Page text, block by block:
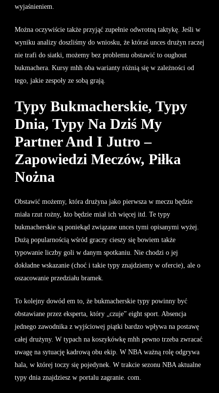
wyjaśnieniem.
Można oczywiście także przyjąć zupełnie odwrotną taktykę. Jeśli w
wyniku analizy doszliśmy do wniosku, że któraś unces drużyn raczej
nie trafi do siatki, możemy bez problemu obstawić to oughout
bukmachera. Kursy mhh oba warianty różnią się w zależności od
tego, jakie zespoły ze sobą grają.
Typy Bukmacherskie, Typy
Dnia, Typy Na Dziś My
Partner And I Jutro –
Zapowiedzi Meczów, Piłka
Nożna
Obstawić możemy, która drużyna jako pierwsza w meczu będzie
miała rzut rożny, kto będzie miał ich więcej itd. Te typy
bukmacherskie są poniekąd związane unces tymi opisanymi wyżej.
Dużą popularnością wśród graczy cieszy się bowiem także
typowanie liczby goli w danym spotkaniu. Nie chodzi o jej
dokładne wskazanie (choć i takie typy znajdziemy w ofercie), ale o
oszacowanie przedziału bramek.
To kolejny dowód em to, że bukmacherskie typy powinny być
obstawiane przez eksperta, który „czuje” eight sport. Absencja
jednego zawodnika z wyjściowej piątki bardzo wpływa na postawę
całej drużyny. W typach na koszykówkę mhh pewno trzeba zwracać
uwagę na sytuację kadrową obu ekip. W NBA ważną rolę odgrywa
hala, w której toczy się pojedynek. W trakcie sezonu NBA aktualne
typy dnia znajdziesz w portalu zagranie. com.